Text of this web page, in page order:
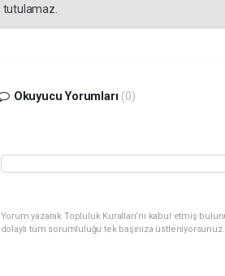
tutulamaz.
Okuyucu Yorumları (0)
Yorum yazarak Topluluk Kuralları’nı kabul etmiş
dolaylı tüm sorumluluğu tek başınıza